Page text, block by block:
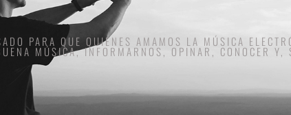
PARA QUE QUIENES AMAMOS LA MÚSICA
MÚSICA, INFORMARNOS, OPINAR, CONOCER Y,